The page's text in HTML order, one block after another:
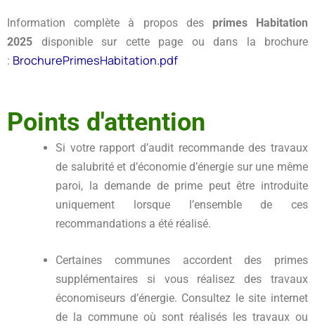
Information complète à propos des primes Habitation
2025 disponible sur cette page ou dans la brochure
: BrochurePrimesHabitation.pdf
Points d'attention
Si votre rapport d’audit recommande des travaux
de salubrité et d’économie d’énergie sur une même
paroi, la demande de prime peut être introduite
uniquement lorsque l’ensemble de ces
recommandations a été réalisé.
Certaines communes accordent des primes
supplémentaires si vous réalisez des travaux
économiseurs d’énergie. Consultez le site internet
de la commune où sont réalisés les travaux ou